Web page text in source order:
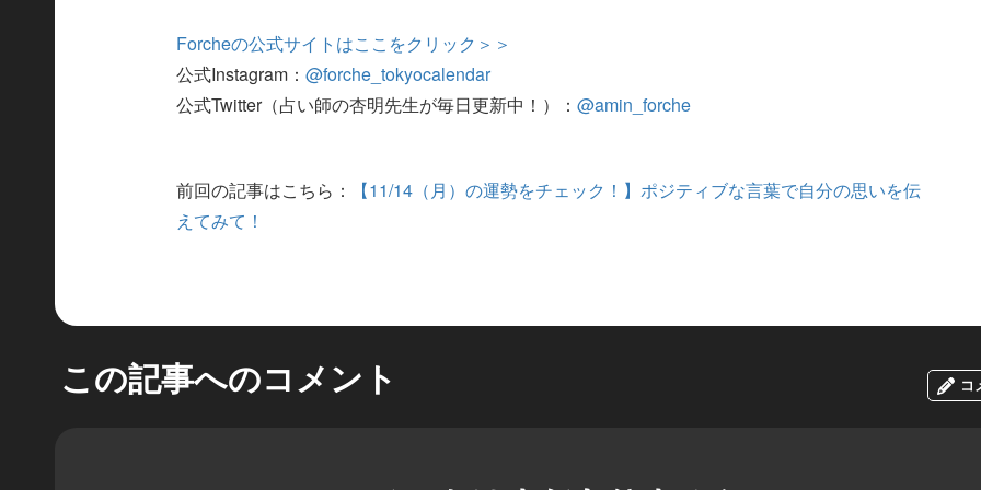
Forcheの公式サイトはここをクリック＞＞
公式Instagram：@forche_tokyocalendar
公式Twitter（占い師の杏明先生が毎日更新中！）：@amin_forche
前回の記事はこちら：
【11/14（月）の運勢をチェック！】ポジティブな言葉で自分の思いを伝
えてみて！
この記事へのコメント コ